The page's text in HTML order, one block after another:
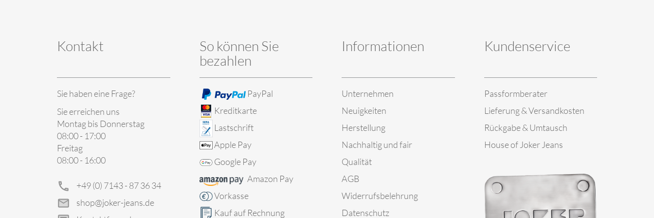
Kontakt
Sie haben eine Frage?
Sie erreichen uns
Montag bis Donnerstag
08:00 - 17:00
Freitag
08:00 - 16:00
+49 (0) 7143 - 87 36 34
shop@joker-jeans.de
So können Sie
bezahlen
PayPal
Kreditkarte
Lastschrift
Apple Pay
Google Pay
Amazon Pay
Vorkasse
Kauf auf Rechnung
Informationen
Unternehmen
Neuigkeiten
Herstellung
Nachhaltig und fair
Qualität
AGB
Widerrufsbelehrung
Datenschutz
Kundenservice
Passformberater
Lieferung & Versandkosten
Rückgabe & Umtausch
House of Joker Jeans